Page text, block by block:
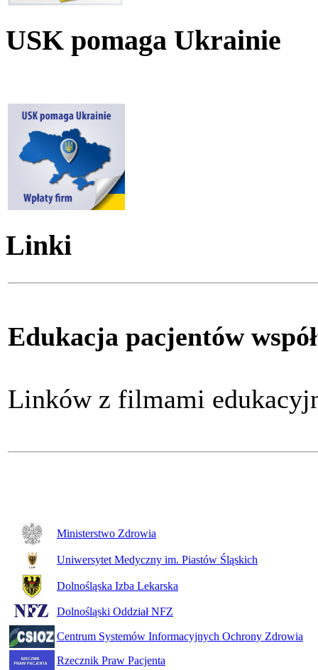
USK pomaga Ukrainie
Linki
Edukacja pacjentów
Linków z filmami
Ministerstwo Zdrowia
Uniwersytet Medyczny im. Piastów Śląskich
Dolnośląska Izba Lekarska
Dolnośląski Oddział NFZ
Centrum Systemów Informacyjnych Ochrony Zdrowia
Rzecznik Praw Pacjenta